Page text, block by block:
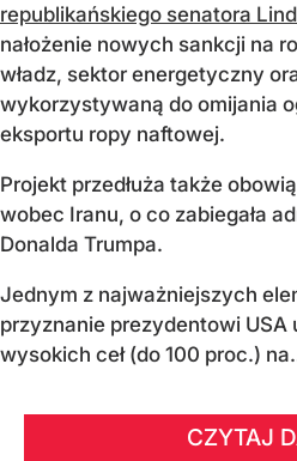
republikańskiego senatora
nałożenie nowych sankcji na
władz, sektor energetyczny
wykorzystywaną do omijania
eksportu ropy naftowej.
Projekt przedłuża także
wobec Iranu, o co zabiegała
Donalda Trumpa.
Jednym z najważniejszych
przyznanie prezydentowi USA
wysokich ceł (do 100 proc.)
CZYTAJ